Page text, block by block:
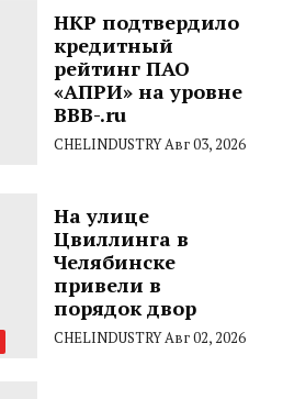
НКР подтвердило
кредитный
рейтинг ПАО
«АПРИ» на уровне
BBB-.ru
CHELINDUSTRYАвг 03, 2026
На улице
Цвиллинга в
Челябинске
привели в
порядок двор
CHELINDUSTRYАвг 02, 2026